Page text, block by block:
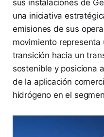
sus instalaciones de
una iniciativa
emisiones de sus
movimiento
transición hacia un
sostenible y posiciona
de la aplicación
hidrógeno en el